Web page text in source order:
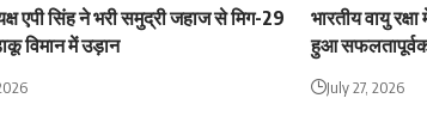
एपी सिंह ने भरी समुद्री जहाज से मिग-29
विमान में उड़ान
भारतीय वायु
हुआ सफलतापूर्वक
July 27, 2026